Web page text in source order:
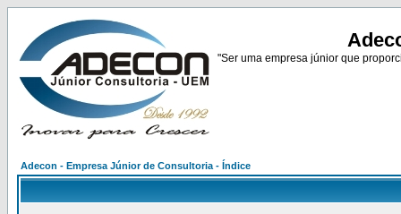
"Ser uma empresa júnior que
Adecon - Empresa Júnior de Consultoria - Índice